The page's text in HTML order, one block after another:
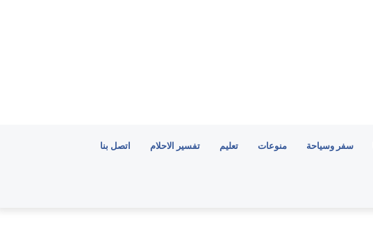
سفر وسياحة منوعات تعليم تفسير الاحلام اتصل بنا